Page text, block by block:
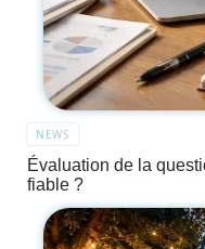
NEWS
Évaluation de la
fiable ?